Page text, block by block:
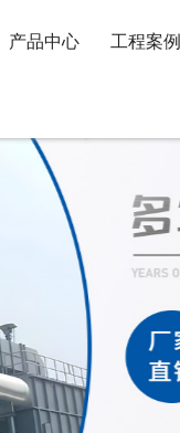
产品中心 工程案例